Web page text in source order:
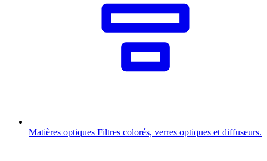
Matières optiques Filtres colorés, verres optiques et diffuseurs.